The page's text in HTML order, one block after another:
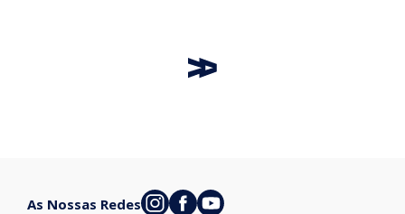
As Nossas Redes